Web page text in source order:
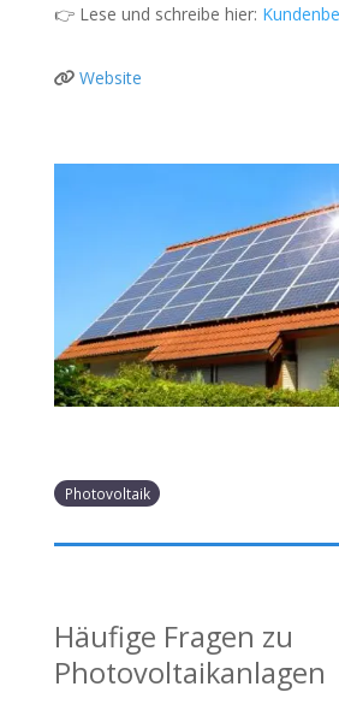
👉 Lese und schreibe hier:
Website
Photovoltaik
Häufige Fragen zu
Photovoltaikanlagen